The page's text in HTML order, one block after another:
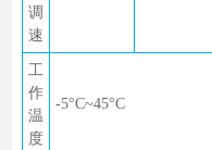
调
速
工
作
温
度
-5°C~45°C